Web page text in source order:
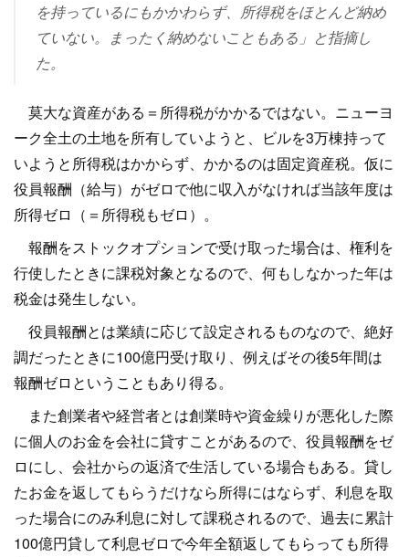
を持っているにもかかわらず、所得税をほとんど納め
ていない。まったく納めないこともある」と指摘し
た。
莫大な資産がある＝所得税がかかるではない。ニューヨ
ーク全土の土地を所有していようと、ビルを3万棟持って
いようと所得税はかからず、かかるのは固定資産税。仮に
役員報酬（給与）がゼロで他に収入がなければ当該年度は
所得ゼロ（＝所得税もゼロ）。
報酬をストックオプションで受け取った場合は、権利を
行使したときに課税対象となるので、何もしなかった年は
税金は発生しない。
役員報酬とは業績に応じて設定されるものなので、絶好
調だったときに100億円受け取り、例えばその後5年間は
報酬ゼロということもあり得る。
また創業者や経営者とは創業時や資金繰りが悪化した際
に個人のお金を会社に貸すことがあるので、役員報酬をゼ
ロにし、会社からの返済で生活している場合もある。貸し
たお金を返してもらうだけなら所得にはならず、利息を取
った場合にのみ利息に対して課税されるので、過去に累計
100億円貸して利息ゼロで今年全額返してもらっても所得